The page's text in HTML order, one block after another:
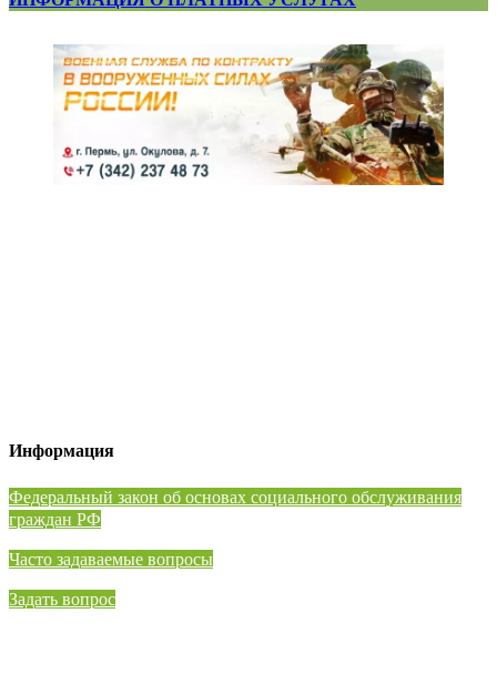
Информация
⁠Федеральный закон об основах социального обслуживания
граждан РФ
Часто задаваемые вопросы
Задать вопрос